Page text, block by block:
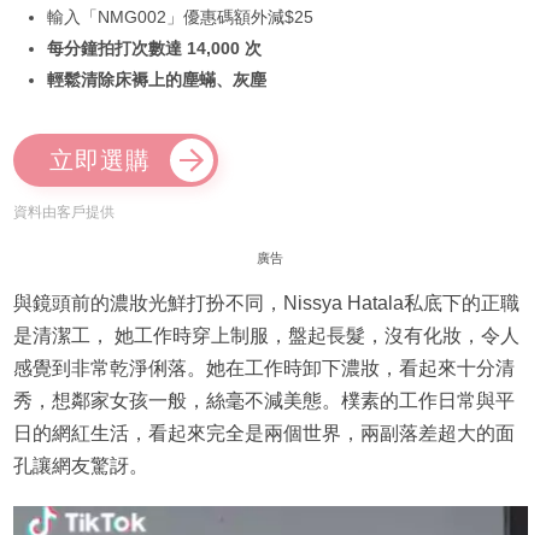
輸入「NMG002」優惠碼額外減$25
每分鐘拍打次數達 14,000 次
輕鬆清除床褥上的塵蟎、灰塵
立即選購
資料由客戶提供
廣告
與鏡頭前的濃妝光鮮打扮不同，Nissya Hatala私底下的正職
是清潔工， 她工作時穿上制服，盤起長髮，沒有化妝，令人
感覺到非常乾淨俐落。她在工作時卸下濃妝，看起來十分清
秀，想鄰家女孩一般，絲毫不減美態。樸素的工作日常與平
日的網紅生活，看起來完全是兩個世界，兩副落差超大的面
孔讓網友驚訝。